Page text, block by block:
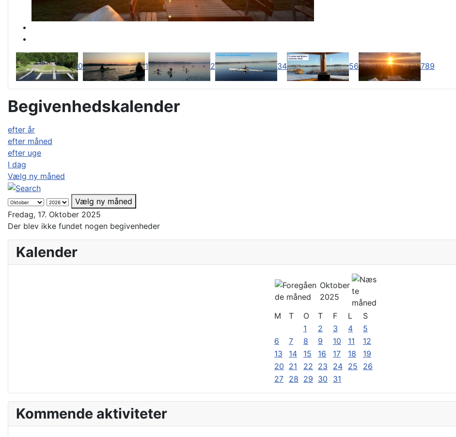
0 1 2 34 56 789
Begivenhedskalender
efter år
efter måned
efter uge
I dag
Vælg ny måned
Vælg ny måned
Fredag, 17. Oktober 2025
Der blev ikke fundet nogen begivenheder
Kalender
Oktober
2025
M
T O T F L
S
1
2 3 4
5
6
7 8 9 10 11
12
13
14 15 16 17 18
19
20 21 22 23 24 25
26
27 28 29 30 31
Kommende aktiviteter